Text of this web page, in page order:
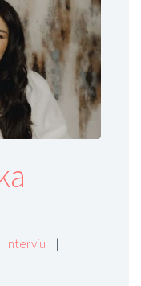
Interviu
|